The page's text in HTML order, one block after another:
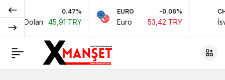
0.47%
Doları 45,91 TRY
EURO -0.06%
Euro 53,42 TRY
CHF